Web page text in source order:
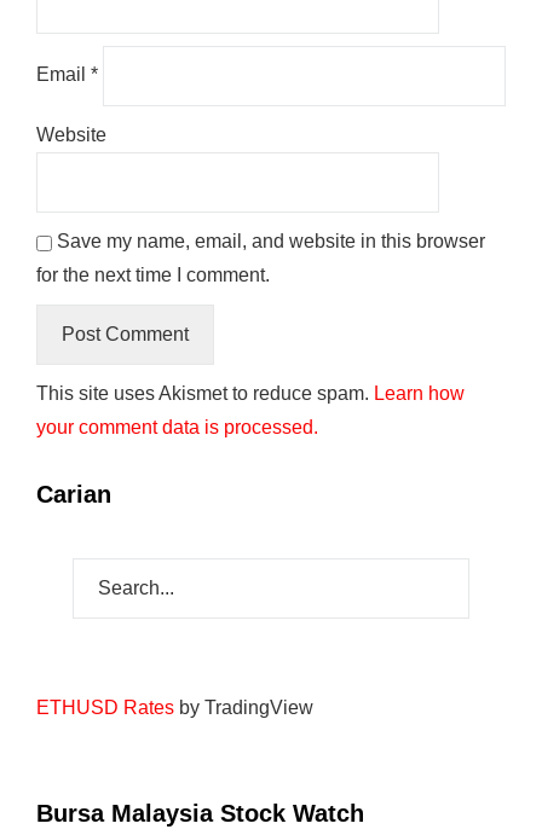
Email *
Website
Save my name, email, and website in this browser
for the next time I comment.
This site uses Akismet to reduce spam. Learn how
your comment data is processed.
Carian
ETHUSD Rates by TradingView
Bursa Malaysia Stock Watch